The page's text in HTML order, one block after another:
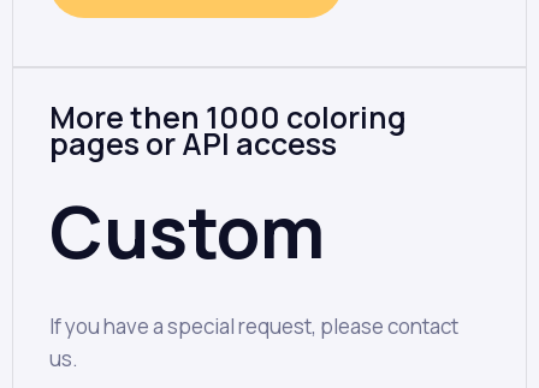
More then 1000 coloring
pages or API access
Custom
If you have a special request, please contact
us.